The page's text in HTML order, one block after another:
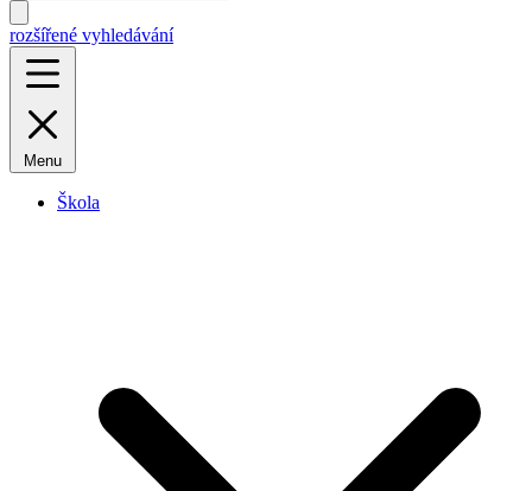
rozšířené vyhledávání
Menu
Škola